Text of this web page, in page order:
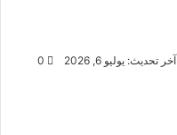
آخر تحديث: يوليو 6, 2026 0